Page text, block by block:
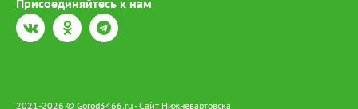
экскурсий, чтобы заранее запланировать путешествие по Югре
с посещением родовых угодий. При этом развитие цифровой
инфраструктуры расширяется и сопровождается поиском
Присоединяйтесь к нам
2021-2026 © Gorod3466.ru - Сайт Нижневартовска